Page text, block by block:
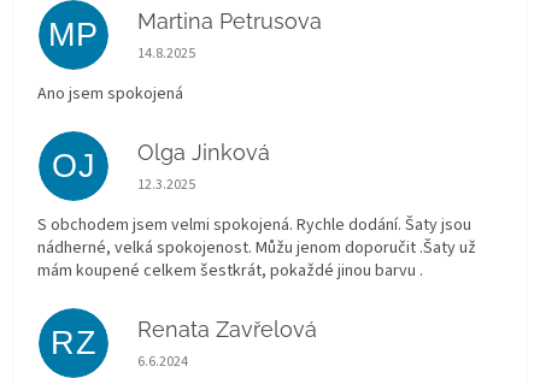
MP Martina Petrusova
Hodnocení obchodu je 5 z 5 hvězdiček.
14.8.2025
Ano jsem spokojená
OJ Olga Jinková
Hodnocení obchodu je 5 z 5 hvězdiček.
12.3.2025
S obchodem jsem velmi spokojená. Rychle dodání. Šaty jsou
nádherné, velká spokojenost. Můžu jenom doporučit .Šaty už
mám koupené celkem šestkrát, pokaždé jinou barvu .
RZ Renata Zavřelová
Hodnocení obchodu je 5 z 5 hvězdiček.
6.6.2024